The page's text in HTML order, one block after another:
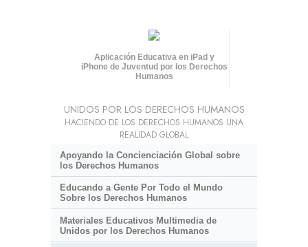
Aplicación Educativa en iPad y
iPhone de Juventud por los Derechos
Humanos
UNIDOS POR LOS DERECHOS HUMANOS
HACIENDO DE LOS DERECHOS HUMANOS UNA
REALIDAD GLOBAL
Apoyando la Concienciación Global sobre
los Derechos Humanos
Educando a Gente Por Todo el Mundo
Sobre los Derechos Humanos
Materiales Educativos Multimedia de
Unidos por los Derechos Humanos